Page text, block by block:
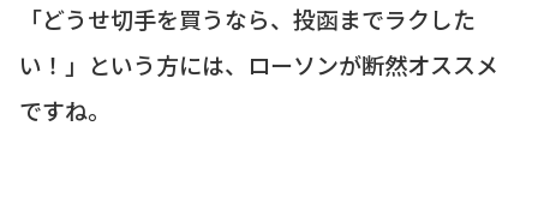
「どうせ切手を買うなら、投函までラクした
い！」という方には、ローソンが断然オススメ
ですね。